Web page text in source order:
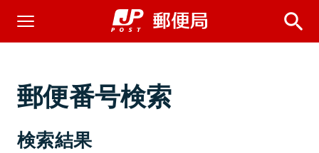
郵便番号検索
検索結果